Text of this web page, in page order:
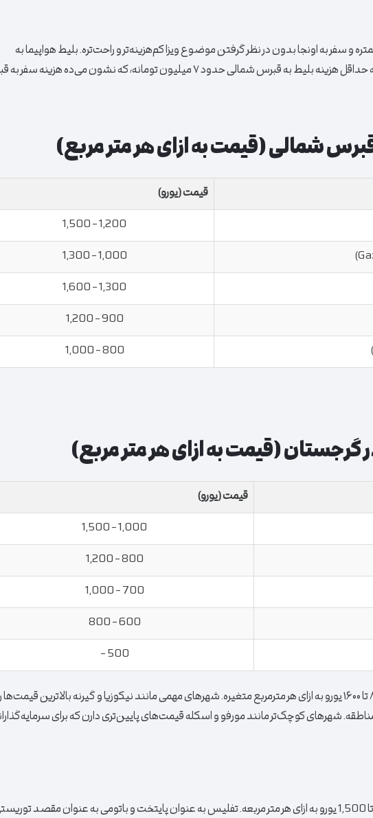
سفر به اونجا بدون در نظر گرفتن موضوع ویزا کم‌هزینه‌تر و راحت‌تره. بلیط هواپیما به
گرجستان حداقل حدود ۳ میلیون تومانه، در حالی که حداقل هزینه بلیط به قبرس شمالی حدود ۷ میلیون تومانه، که نشون می‌ده
شمالی (قیمت به ازای هر متر مربع)
قیمت (یورو)
1,200 – 1,500
1,000 – 1,300
1,300 – 1,600
900 – 1,200
800 – 1,000
گرجستان (قیمت به ازای هر متر مربع)
قیمت (یورو)
1,000 – 1,500
800 – 1,200
700 – 1,000
600 – 800
500 –
در قبرس شمالی، قیمت ملک به طور متوسط در محدوده ٨٠٠ تا ۱۶۰۰ یورو به ازای هر متر‌مربع متغیره. شهر‌های مهمی مانند نیکوزیا و گیرنه بالا‌ترین
شهر‌های کوچک‌تر مانند مورفو و اسکله قیمت‌های پایین‌تری دارن که برای
در گرجستان، قیمت ملک به طور متوسط در محدوده 500 تا 1,500 یورو به ازای هر متر مربعه. تفلیس به عنوان پایتخت و باتومی به عنوان مقصد